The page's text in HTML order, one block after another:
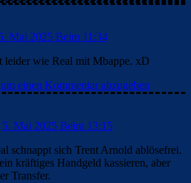
Mai 2025 Beim 11:34
leider wie Real mit Mbappe. xD
einen Kommentar abzugeben
5. Mai 2025 Beim 13:15
schnappt sich Trent Arnold ablösefrei.
kräftiges Handgeld kassieren, aber
Transfer.